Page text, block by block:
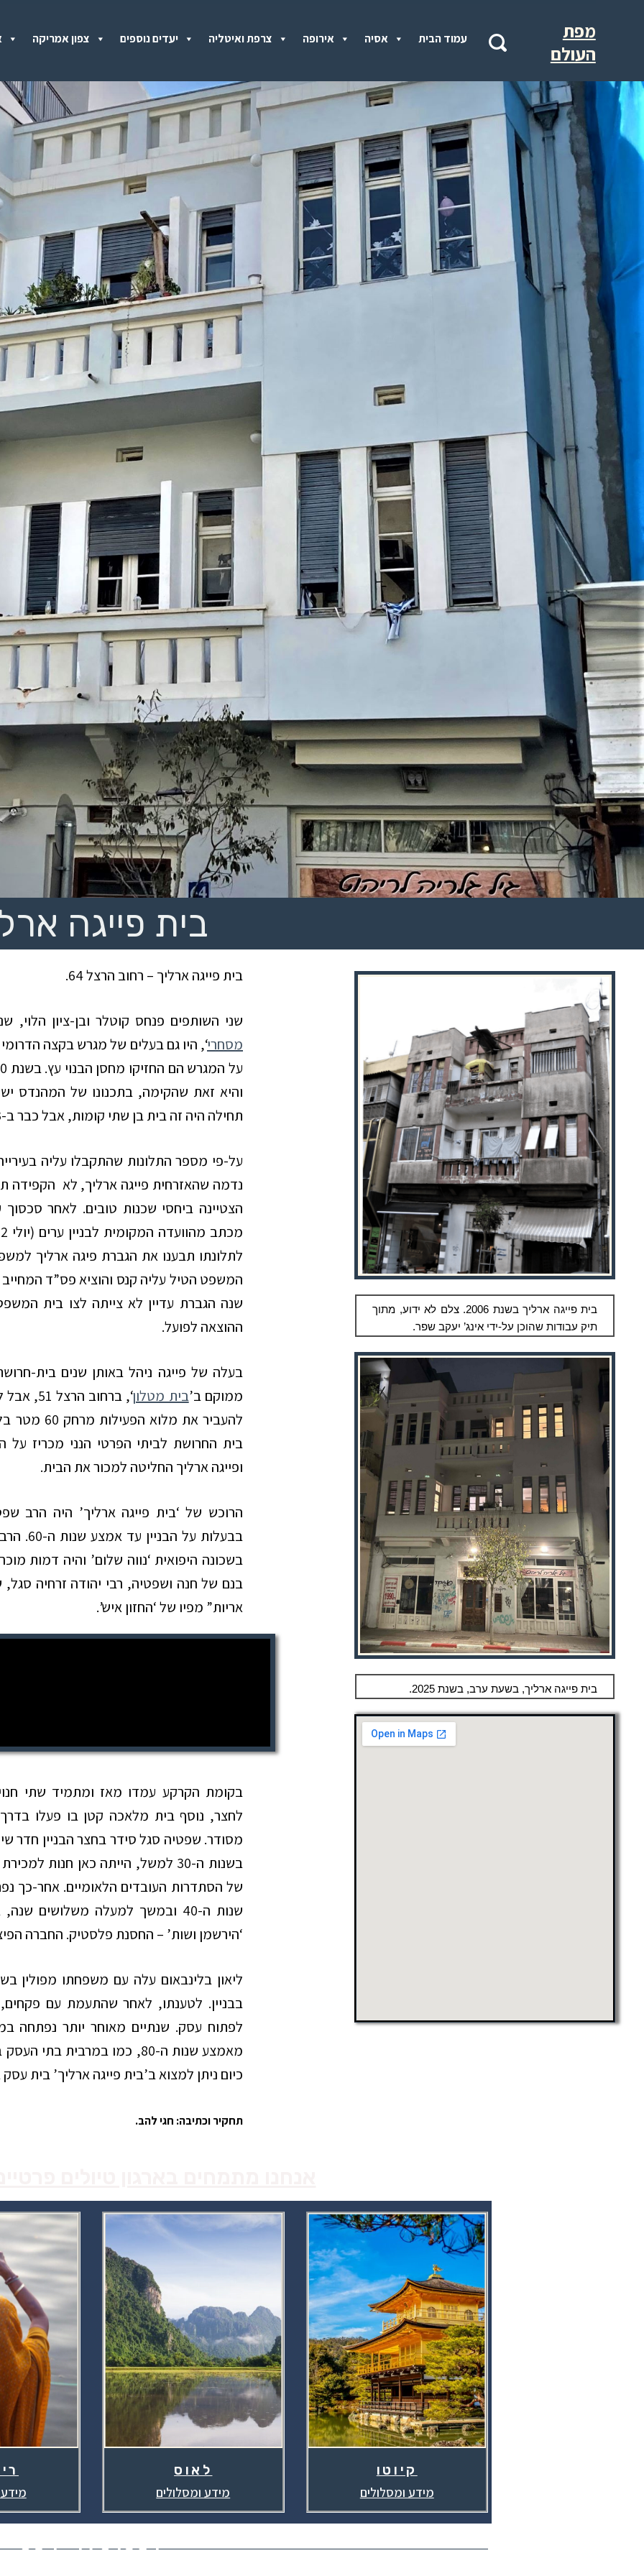
צפון אמריקה יעדים נוספים צרפת ואיטליה אירופה אסיה עמוד הבית
מפת
העולם
בית פייגה
בית פייגה ארליך – רחוב הרצל 64.
שני השותפים פנחס קוטלר ובן-ציון הלוי,
מסחרי‘, היו גם בעלים של מגרש בקצה
והיא זאת שהקימה, בתכנונו של המהנדס
תחילה היה זה בית בן שתי קומות, אבל כבר ב-1933 נוספה הקומה השלישית למבנה.
על-פי מספר התלונות שהתקבלו עליה
נדמה שהאזרחית פייגה ארליך, לא הקפידה
הצטיינה ביחסי שכנות טובים. לאחר
לתלונתו תבענו את הגברת פיגה ארליך
המשפט הטיל עליה קנס והוציא פס”ד
שנה הגברת עדיין לא צייתה לצו בית
ההוצאה לפועל.
בעלה של פייגה ניהל באותן שנים בית-
ממוקם ב’בית מטלון
להעביר את
בית החרושת לביתי הפרטי הנני מכריז על
ופייגה ארליך החליטה למכור את הבית.
הרוכש של ‘בית פייגה ארליך’ היה הרב
בבעלות
בשכונה היפואית ‘נווה שלום’ והיה דמות
בנם של חנה ושפטיה, רבי יהודה זרחיה סגל,
אריות” מפיו של ‘החזון איש’.
בקומת הקרקע עמדו מאז ומתמיד שתי
לחצר, נוסף בית מלאכה קטן בו פעלו
מסודר. שפטיה סגל סידר בחצר הבניין חדר
בשנות ה-30 למשל, הייתה כאן
של הסתדרות העובדים הלאומיים. אחר-כך
‘הירשמן ושות’ – החסנת פלסטיק. החברה
בבניין. לטענתו, לאחר שהתעמת עם
לפתוח עסק. שנתיים מאוחר יותר נפתחה
מאמצע שנות ה-80, כמו במרבית
כיום ניתן למצוא ב’בית פייגה ארליך’ בית עסק
תחקיר וכתיבה: חגי להב.
בית פייגה ארליך בשנת 2006. צלם לא ידוע, מתוך
תיק עבודות שהוכן על-ידי אינג’ יעקב שפר.
בית פייגה ארליך, בשעת ערב, בשנת 2025.
לאוס
מידע ומסלולים
קיוטו
מידע ומסלולים
054-4701631